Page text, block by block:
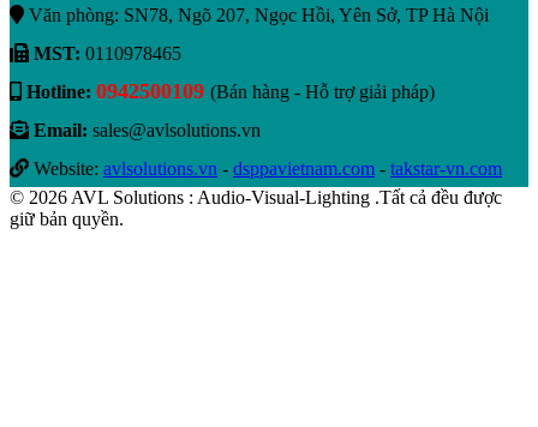
Văn phòng: SN78, Ngõ 207, Ngọc Hồi, Yên Sở, TP Hà Nội
MST: 0110978465
Hotline: 0942500109 (Bán hàng - Hỗ trợ giải pháp)
Email: sales@avlsolutions.vn
Website: avlsolutions.vn - dsppavietnam.com - takstar-vn.com
© 2026 AVL Solutions : Audio-Visual-Lighting .Tất cả đều được
giữ bản quyền.